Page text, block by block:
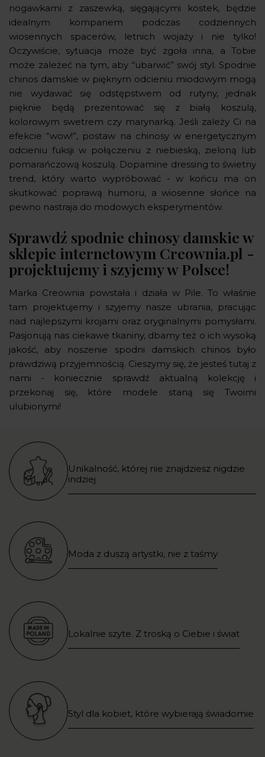
nogawkami z zaszewką, sięgającymi kostek, będzie
idealnym kompanem podczas codziennych
wiosennych spacerów, letnich wojaży i nie tylko!
Oczywiście, sytuacja może być zgoła inna, a Tobie
może zależeć na tym, aby “ubarwić” swój styl. Spodnie
chinos damskie w pięknym odcieniu miodowym mogą
nie wydawać się odstępstwem od rutyny, jednak
pięknie będą prezentować się z białą koszulą,
kolorowym swetrem czy marynarką. Jeśli zależy Ci na
efekcie “wow!”, postaw na chinosy w energetycznym
odcieniu fuksji w połączeniu z niebieską, zieloną lub
pomarańczową koszulą. Dopamine dressing to świetny
trend, który warto wypróbować - w końcu ma on
skutkować poprawą humoru, a wiosenne słońce na
pewno nastraja do modowych eksperymentów.
Sprawdź spodnie chinosy damskie w
sklepie internetowym Creownia.pl -
projektujemy i szyjemy w Polsce!
Marka Creownia powstała i działa w Pile. To właśnie
tam projektujemy i szyjemy nasze ubrania, pracując
nad najlepszymi krojami oraz oryginalnymi pomysłami.
Pasjonują nas ciekawe tkaniny, dbamy też o ich wysoką
jakość, aby noszenie spodni damskich chinos było
prawdziwą przyjemnością. Cieszymy się, że jesteś tutaj z
nami - koniecznie sprawdź aktualną kolekcję i
przekonaj się, które modele staną się Twoimi
ulubionymi!
Unikalność, której nie znajdziesz nigdzie
indziej
Moda z duszą artystki, nie z taśmy
Lokalnie szyte. Z troską o Ciebie i świat
Styl dla kobiet, które wybierają świadomie